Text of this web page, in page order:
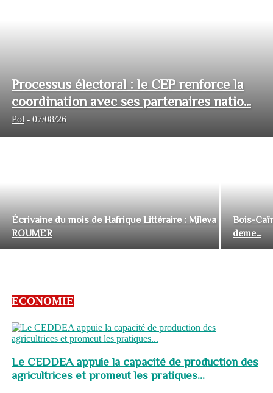
Processus électoral : le CEP renforce la
coordination avec ses partenaires natio...
Pol - 07/08/26
Écrivaine du mois de Hafrique Littéraire : Mileva
ROUMER
Bois-
deme...
ECONOMIE
Le CEDDEA appuie la capacité de production des
agricultrices et promeut les pratiques...